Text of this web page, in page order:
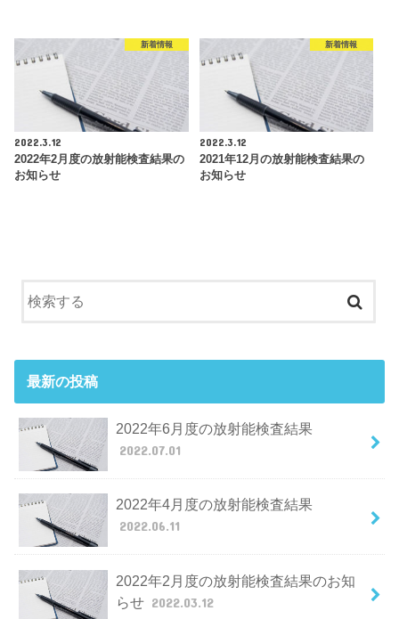
新着情報
2022.3.12
2022年2月度の放射能検査結果の
お知らせ
新着情報
2022.3.12
2021年12月の放射能検査結果の
お知らせ
最新の投稿
2022年6月度の放射能検査結果
2022.07.01
2022年4月度の放射能検査結果
2022.06.11
2022年2月度の放射能検査結果のお知
らせ 2022.03.12